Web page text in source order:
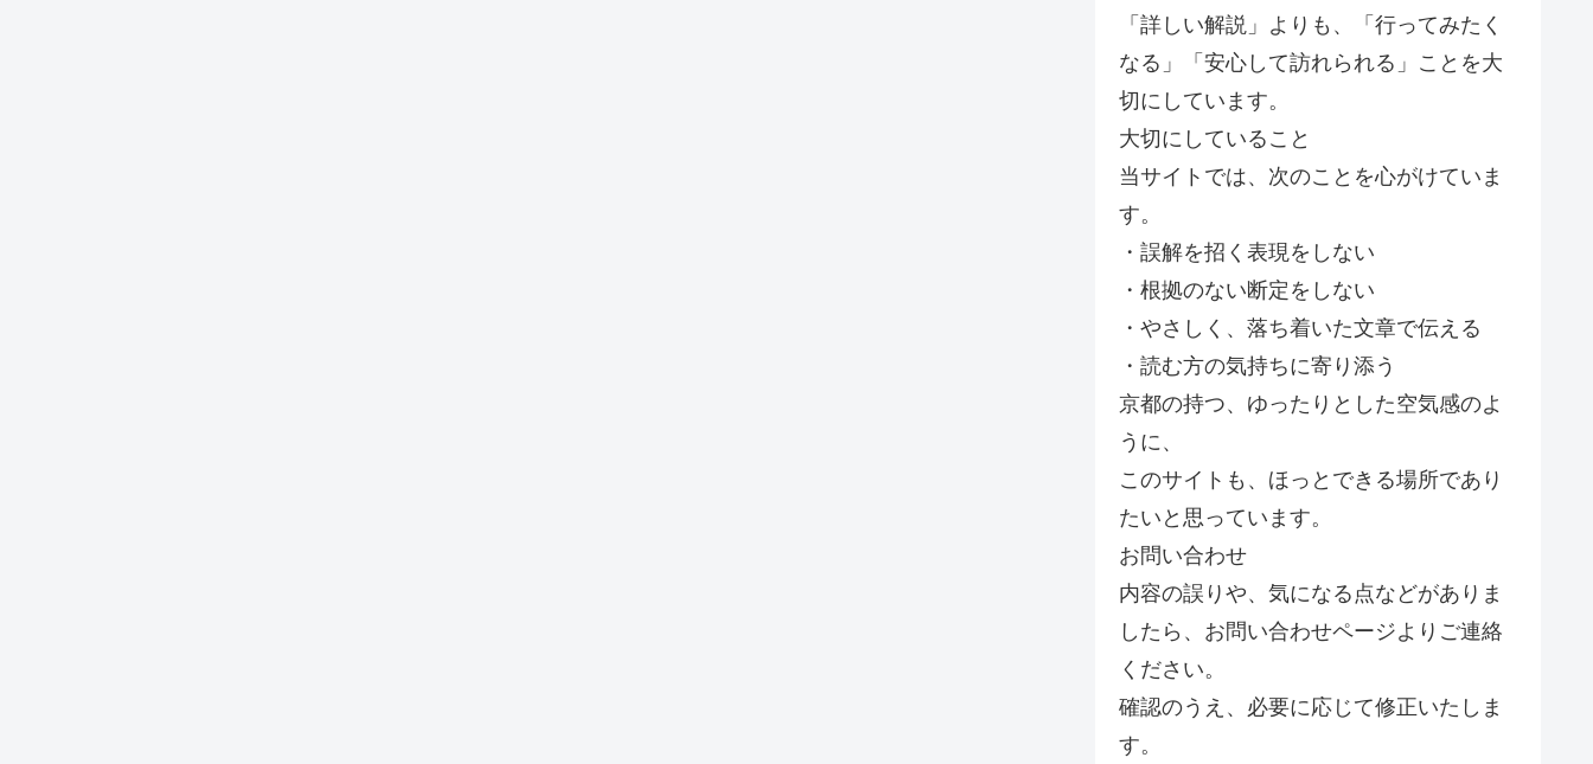
「詳しい解説」よりも、「行ってみたく
なる」「安心して訪れられる」ことを大
切にしています。
大切にしていること
当サイトでは、次のことを心がけていま
す。
・誤解を招く表現をしない
・根拠のない断定をしない
・やさしく、落ち着いた文章で伝える
・読む方の気持ちに寄り添う
京都の持つ、ゆったりとした空気感のよ
うに、
このサイトも、ほっとできる場所であり
たいと思っています。
お問い合わせ
内容の誤りや、気になる点などがありま
したら、お問い合わせページよりご連絡
ください。
確認のうえ、必要に応じて修正いたしま
す。